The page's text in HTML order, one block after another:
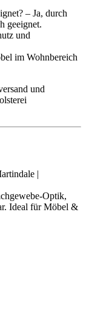
– Ja, durch
geeignet.
und
im Wohnbereich
und
|
Optik,
Ideal für Möbel &